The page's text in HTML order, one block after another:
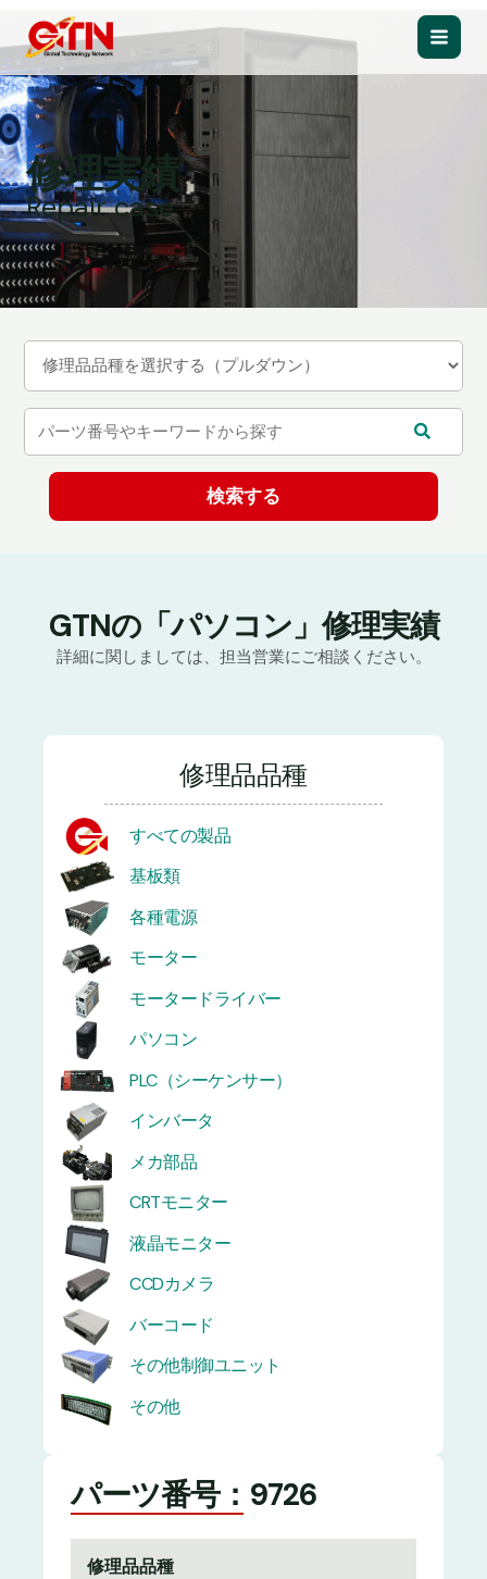
を
ス
キ
ッ
プ
Main
修理実績
Repair case
GTNの「パソコン」修理実績
詳細に関しましては、担当営業にご相談ください。
修理品品種
すべての製品
基板類
各種電源
モーター
モータードライバー
パソコン
PLC（シーケンサー）
インバータ
メカ部品
CRTモニター
液晶モニター
CCDカメラ
バーコード
その他制御ユニット
その他
パーツ番号：9726
修理品品種